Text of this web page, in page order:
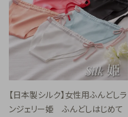
お悩み別から探す
INFORMATION
プライバシーポリシー
【日本製シルク】女性用ふんどしラ
ンジェリー姫 ふんどしはじめて